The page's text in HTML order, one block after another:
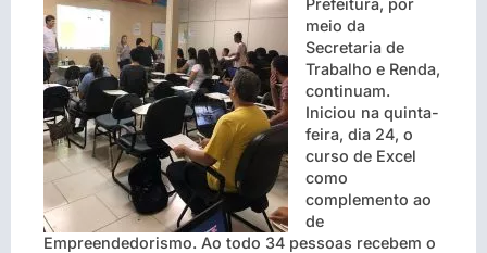
meio da
Secretaria de
Trabalho e Renda,
continuam.
Iniciou na quinta-
feira, dia 24, o
curso de Excel
como
complemento ao
de
Empreendedorismo. Ao todo 34 pessoas recebem o